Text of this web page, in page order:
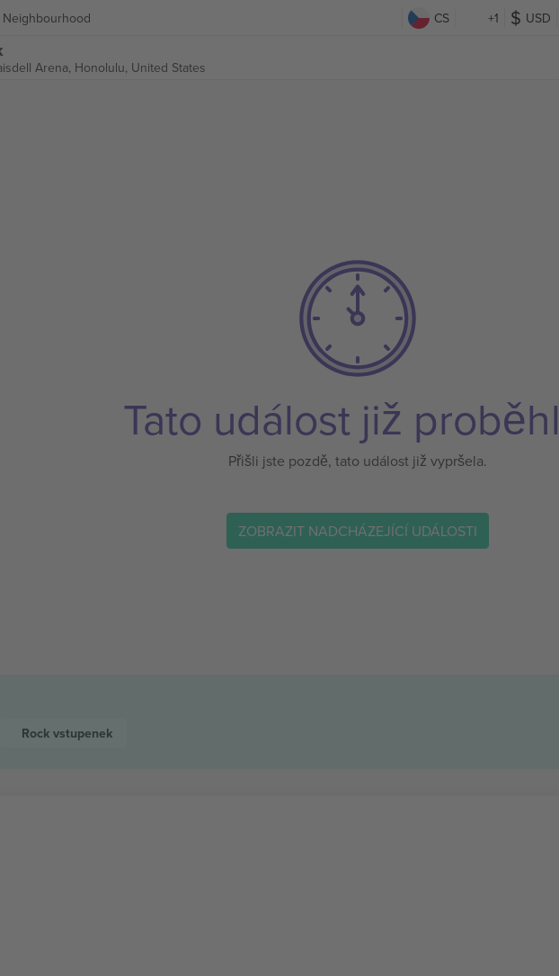
CS +1 USD
Arena, Honolulu, United States
Tato událost již
Přišli jste pozdě, tato událost již vypršela.
ZOBRAZIT NADCHÁZEJÍCÍ UDÁLOSTI
Rock vstupenek